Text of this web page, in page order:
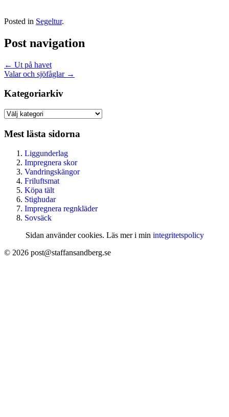
Posted in Segeltur.
Post navigation
← Ut på havet
Valar och sjöfåglar →
Kategoriarkiv
Kategoriarkiv
Mest lästa sidorna
Liggunderlag
Impregnera skor
Vandringskängor
Friluftsmat
Köpa tält
Stighudar
Impregnera regnkläder
Sovsäck
Sidan använder cookies. Läs mer i min integritetspolicy
© 2026 post@staffansandberg.se